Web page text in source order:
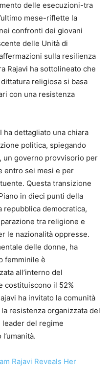
delle esecuzioni-tra
mese-riflette la
confronti dei giovani
delle Unità di
sulla resilienza
Rajavi ha sottolineato che
religiosa si basa
con una resistenza
ha dettagliato una chiara
politica, spiegando
un governo provvisorio per
entro sei mesi e per
Questa transizione
in dieci punti della
repubblica democratica,
tra religione e
le nazionalità oppresse.
delle donne, ha
femminile è
all’interno del
costituiscono il 52%
ha invitato la comunità
resistenza organizzata del
del regime
Rajavi Reveals Her